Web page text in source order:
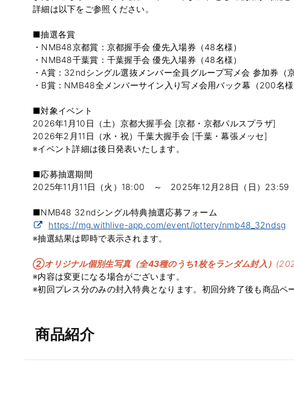
詳細は以下をご参照ください。
■抽選各賞
・NMB48京都賞：京都握手会 優先入場券（48名様）
・NMB48千葉賞：千葉握手会 優先入場券（48名様）
・A賞：32ndシングル選抜メンバー全員グループ写メ会 参加券（
・B賞：NMB48全メンバーサイン入り写メ会用バック幕（200名様
■対象イベント
2026年1月10日（土）京都大握手会 [京都・京都パルスプラザ]
2026年2月11日（水・祝）千葉大握手会 [千葉・幕張メッセ]
※イベント詳細は後日発表いたします。
■応募抽選期間
2025年11月11日（火）18:00 ～ 2025年12月28日（日）23:59
■NMB48 32ndシングル特典抽選応募フォーム
https://mg.withlive-app.com/event/lottery/nmb48_32ndsg
※抽選結果は即時で表示されます。
②オリジナル個別生写真（全43種のうち1枚をランダム封入）
※内容は変更になる場合がございます。
※初回プレス分のみの封入特典となります。初回分終了後も商品ペ
商品紹介